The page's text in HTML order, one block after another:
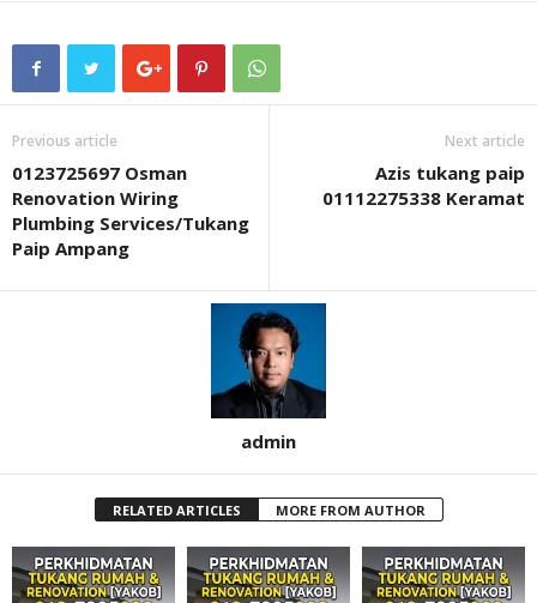
Previous article
0123725697 Osman
Renovation Wiring
Plumbing Services/Tukang
Paip Ampang
Next article
Azis tukang paip
01112275338 Keramat
admin
RELATED ARTICLES MORE FROM AUTHOR